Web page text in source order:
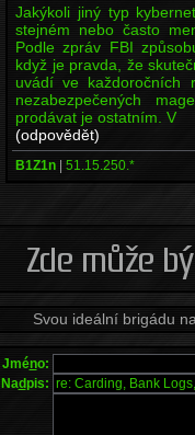
Jakýkoli jiný typ
stejném nebo často
Podle zpráv FBI
když je pravda, že
uvádí ve každoročních
nezabezpečených
prodávat je ostatním. V
(odpovědět)
B1Z1n | 51.15.250.*
Svou ideální brigádu
Jméno:
Nadpis: